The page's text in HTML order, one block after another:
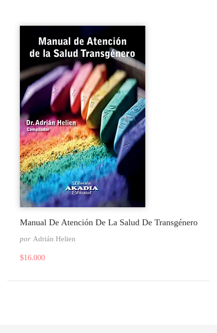
Manual De Atención De La Salud De Transgénero
por Adrián Helien
$16.000